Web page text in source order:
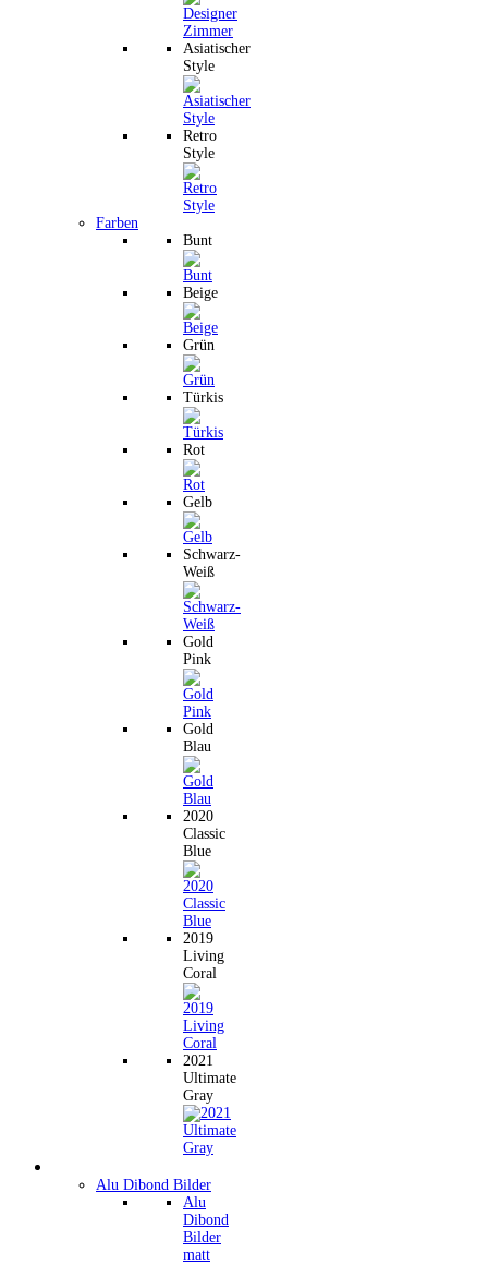
Asiatischer
Style
Retro
Style
Farben
Bunt
Beige
Grün
Türkis
Rot
Gelb
Schwarz-
Weiß
Gold
Pink
Gold
Blau
2020
Classic
Blue
2019
Living
Coral
2021
Ultimate
Gray
Alu Dibond Bilder
Alu
Dibond
Bilder
matt